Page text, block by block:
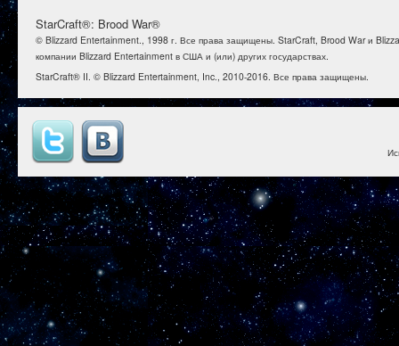
StarCraft®: Brood War®
© Blizzard Entertainment., 1998 г. Все права защищены. StarCraft, Brood War и
компании Blizzard Entertainment в США и (или) других государствах.
StarCraft® II. © Blizzard Entertainment, Inc., 2010-2016. Все права защищены.